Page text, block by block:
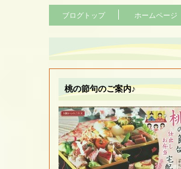
ブログトップ ホームページ
桃の節句のご案内♪